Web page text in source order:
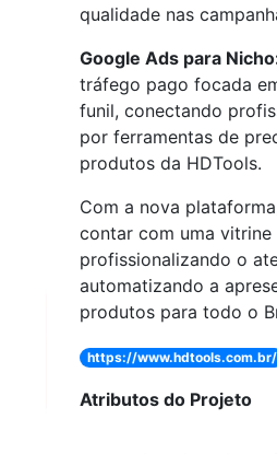
qualidade nas
Google Ads para
tráfego pago focada
funil, conectando
por ferramentas de
produtos da HDTools.
Com a nova
contar com uma
profissionalizando o
automatizando a
produtos para todo o
https://www.hdtools.com.br/
Atributos do Projeto